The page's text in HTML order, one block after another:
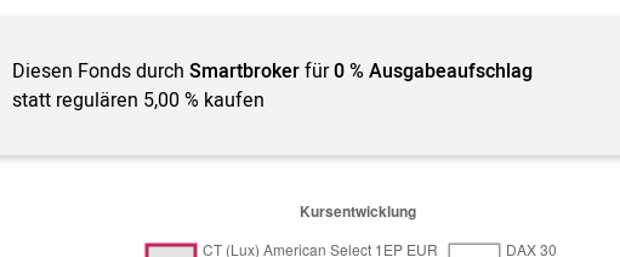
Diesen Fonds durchSmartbrokerfür0 % Ausgabeaufschlag
statt regulären 5,00 % kaufen